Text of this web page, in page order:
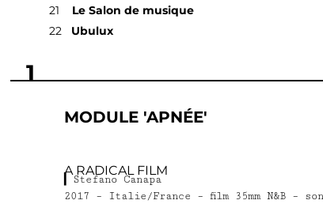
21 Le Salon de musique
22 Ubulux
1
MODULE 'APNÉE'
A RADICAL FILM
▎Stefano Canapa
2017 – Italie/France – film 35mm N&B –